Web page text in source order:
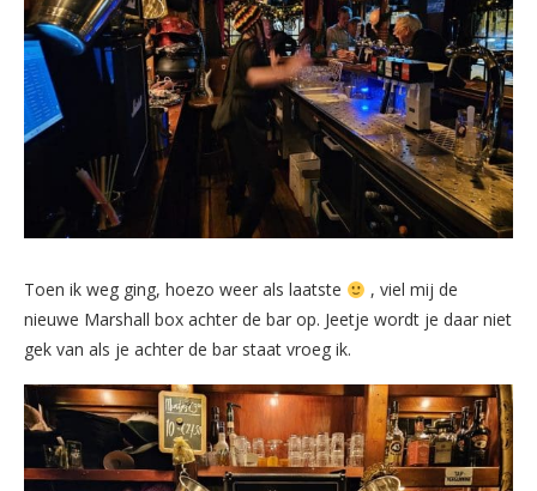
Toen ik weg ging, hoezo weer als laatste
, viel mij de
nieuwe Marshall box achter de bar op. Jeetje wordt je daar niet
gek van als je achter de bar staat vroeg ik.